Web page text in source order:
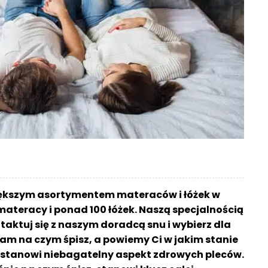
asortymentem materaców i łóżek w
i ponad 100 łóżek. Naszą specjalnością
się z naszym doradcą snu i wybierz dla
na czym śpisz, a powiemy Ci w jakim stanie
stanowi niebagatelny aspekt zdrowych pleców.